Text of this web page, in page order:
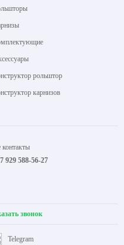
рольштор
карнизов
контакты
929 588-56-27
звонок
Telegram